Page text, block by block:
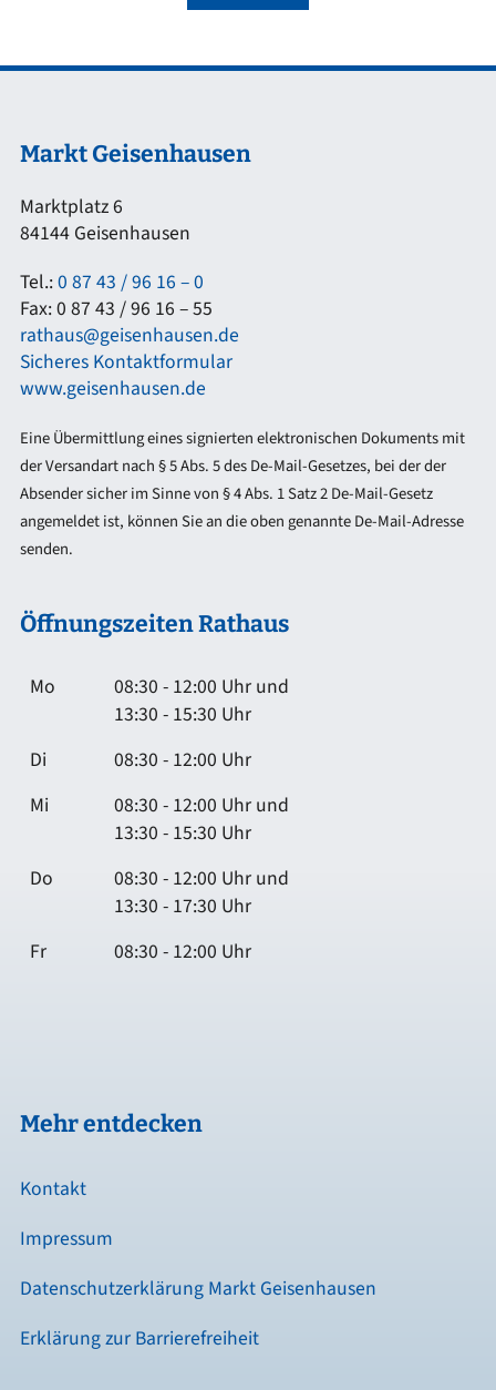
Markt Geisenhausen
Marktplatz 6
84144 Geisenhausen
Tel.:0 87 43 / 96 16 – 0
Fax: 0 87 43 / 96 16 – 55
rathaus@geisenhausen.de
Sicheres Kontaktformular
www.geisenhausen.de
Eine Übermittlung eines signierten elektronischen Dokuments mit
der Versandart nach § 5 Abs. 5 des De-Mail-Gesetzes, bei der der
Absender sicher im Sinne von § 4 Abs. 1 Satz 2 De-Mail-Gesetz
angemeldet ist, können Sie an die oben genannte De-Mail-Adresse
senden.
Öffnungszeiten Rathaus
Mo
08:30 - 12:00 Uhr und
13:30 - 15:30 Uhr
Di
08:30 - 12:00 Uhr
Mi
08:30 - 12:00 Uhr und
13:30 - 15:30 Uhr
Do
08:30 - 12:00 Uhr und
13:30 - 17:30 Uhr
Fr
08:30 - 12:00 Uhr
Mehr entdecken
Kontakt
Impressum
Datenschutzerklärung Markt Geisenhausen
Erklärung zur Barrierefreiheit